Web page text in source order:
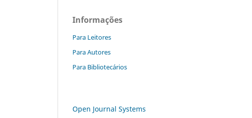
Informações
Para Leitores
Para Autores
Para Bibliotecários
Open Journal Systems